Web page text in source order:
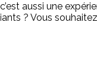
aussi une
? Vous